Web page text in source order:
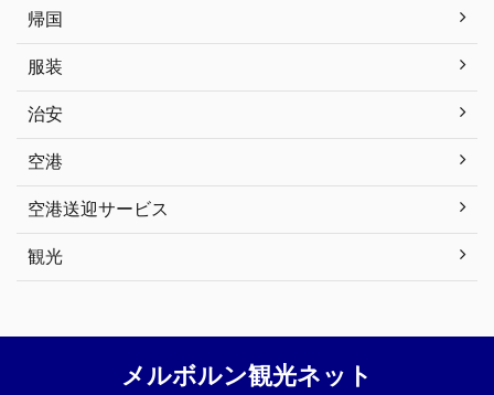
帰国
服装
治安
空港
空港送迎サービス
観光
メルボルン観光ネット